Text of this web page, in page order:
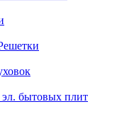
бытовых плит